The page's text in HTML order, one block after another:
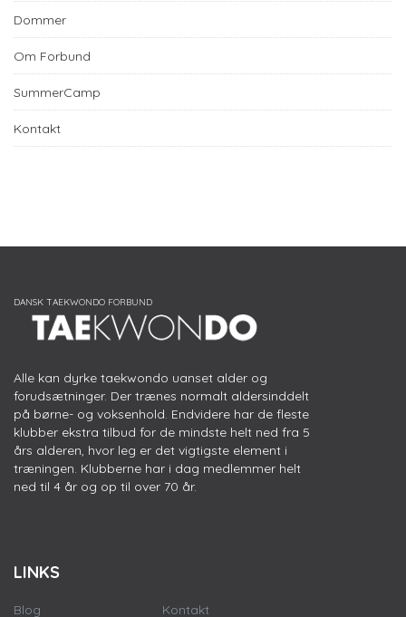
Dommer
Om Forbund
SummerCamp
Kontakt
Alle kan dyrke taekwondo uanset alder og
forudsætninger. Der trænes normalt aldersinddelt
på børne- og voksenhold. Endvidere har de fleste
klubber ekstra tilbud for de mindste helt ned fra 5
års alderen, hvor leg er det vigtigste element i
træningen. Klubberne har i dag medlemmer helt
ned til 4 år og op til over 70 år.
LINKS
Blog Kontakt